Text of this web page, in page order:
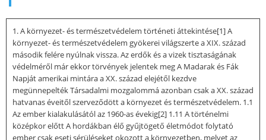
1. A környezet- és természetvédelem történeti áttekintése[1] A
környezet- és természetvédelem gyökerei világszerte a XIX. század
második felére nyúlnak vissza. Az erdők és a vizek tisztaságának
védelméről már ekkor törvények jelentek meg A Madarak és Fák
Napját amerikai mintára a XX. század elejétől kezdve
megünnepelték Társadalmi mozgalommá azonban csak a XX. század
hatvanas éveitől szerveződött a környezet és természetvédelem. 1.1
Az ember kialakulásától az 1960-as évekig[2] 1.11 A történelmi
középkor előtt A hordákban élő gyűjtögető életmódot folytató
ember csak eseti sérüléseket okozott a környezetben, melyet az